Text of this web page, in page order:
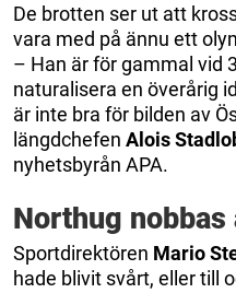
De brotten ser ut att
vara med på ännu ett
– Han är för gammal vid
naturalisera en överårig
är inte bra för bilden av
längdchefen Alois
nyhetsbyrån APA.
Northug nobbas
Sportdirektören Mario
hade blivit svårt, eller till